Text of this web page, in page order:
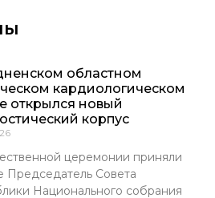
областном
кардиологическом
открылся новый
корпус
церемонии приняли
Председатель Совета
Национального собрания